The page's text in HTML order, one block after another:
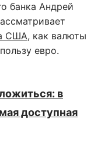
банка Андрей
США, как валюты
евро.
в
доступная